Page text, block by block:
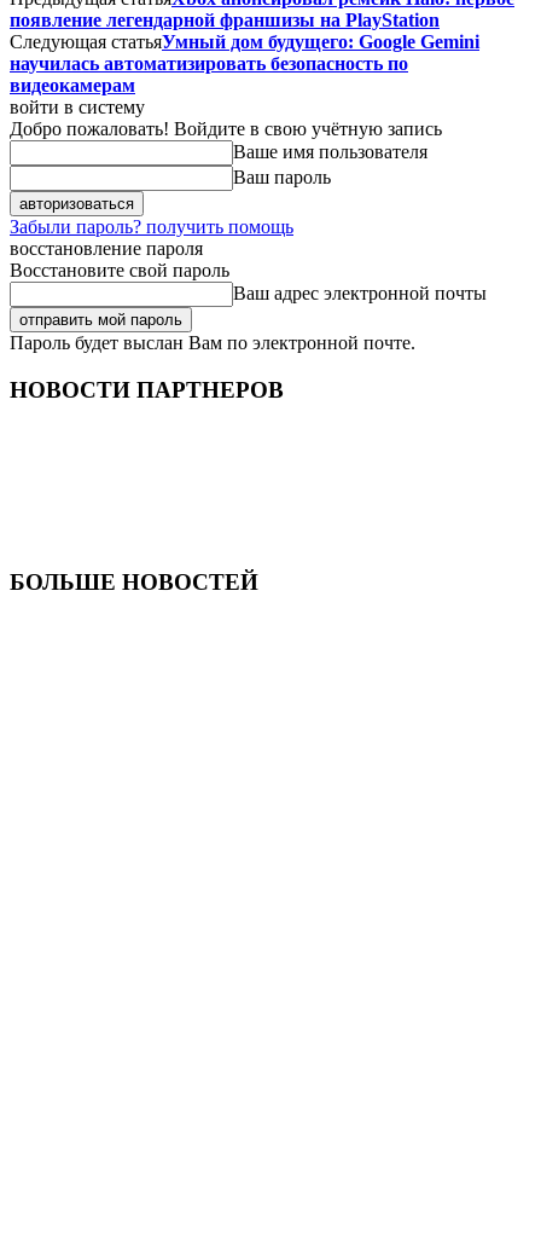
появление легендарной франшизы на PlayStation
Следующая статьяУмный дом будущего: Google Gemini
научилась автоматизировать безопасность по
видеокамерам
войти в систему
Добро пожаловать! Войдите в свою учётную запись
Ваше имя пользователя
Ваш пароль
Забыли пароль? получить помощь
восстановление пароля
Восстановите свой пароль
Ваш адрес электронной почты
Пароль будет выслан Вам по электронной почте.
НОВОСТИ ПАРТНЕРОВ
БОЛЬШЕ НОВОСТЕЙ